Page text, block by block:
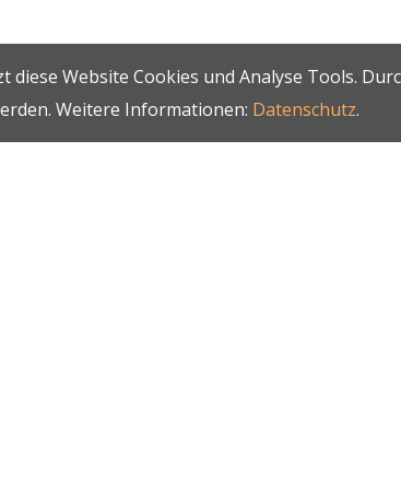
Website Cookies und Analyse Tools.
Weitere Informationen: Datenschutz.